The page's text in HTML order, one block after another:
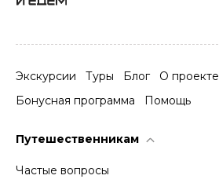
Экскурсии Туры Блог
О проекте
Бонусная программа
Помощь
Путешественникам
Частые вопросы